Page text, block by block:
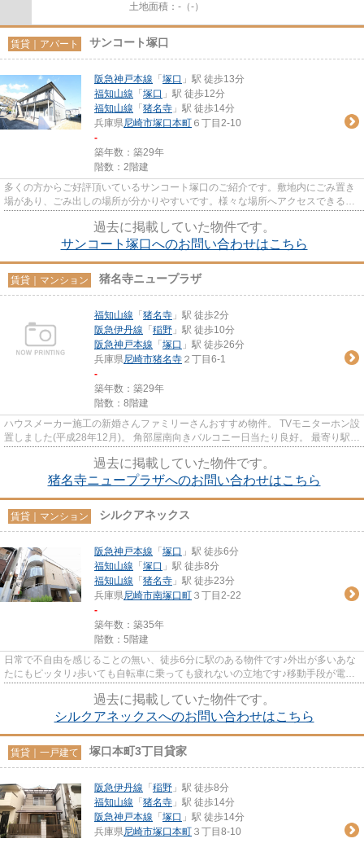
土地面積： -（-）
賃貸｜アパート サンコート塚口
阪急神戸本線 「 塚口 」駅 徒歩13分
福知山線 「 塚口 」駅 徒歩12分
福知山線 「 猪名寺 」駅 徒歩14分
兵庫県尼崎市塚口本町 ６丁目2-10
-
築年数：築29年
階数：2階建
多くの方からご好評頂いているサンコート塚口のご紹介です。敷地内にごみ置き
場があり、ごみ出しの場所が分かりやすいです。様々な場所へアクセスできる2
過去に掲載していた物件です。
サンコート塚口へのお問い合わせはこちら
賃貸｜マンション 猪名寺ニュープラザ
福知山線 「 猪名寺 」駅 徒歩2分
阪急伊丹線 「 稲野 」駅 徒歩10分
阪急神戸本線 「 塚口 」駅 徒歩26分
兵庫県尼崎市猪名寺 ２丁目6-1
-
築年数：築29年
階数：8階建
ハウスメーカー施工の新婚さんファミリーさんおすすめ物件。 TVモニターホン設
置しました(平成28年12月)。 角部屋南向きバルコニー日当たり良好。 最寄り駅
過去に掲載していた物件です。
猪名寺ニュープラザへのお問い合わせはこちら
賃貸｜マンション シルクアネックス
阪急神戸本線 「 塚口 」駅 徒歩6分
福知山線 「 塚口 」駅 徒歩8分
福知山線 「 猪名寺 」駅 徒歩23分
兵庫県尼崎市南塚口町 ３丁目2-22
-
築年数：築35年
階数：5階建
日常で不自由を感じることの無い、徒歩6分に駅のある物件です♪外出が多いあな
たにもピッタリ♪歩いても自転車に乗っても疲れないの立地です♪移動手段が電車
過去に掲載していた物件です。
シルクアネックスへのお問い合わせはこちら
賃貸｜一戸建て 塚口本町3丁目貸家
阪急伊丹線 「 稲野 」駅 徒歩8分
福知山線 「 猪名寺 」駅 徒歩14分
阪急神戸本線 「 塚口 」駅 徒歩14分
兵庫県尼崎市塚口本町 ３丁目8-10